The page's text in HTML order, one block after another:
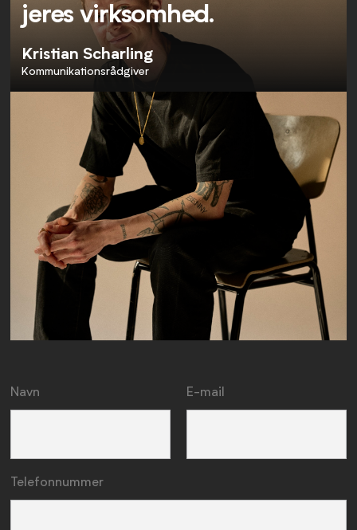
jeres virksomhed.
Kristian Scharling
Kommunikationsrådgiver
Navn E-mail
Telefonnummer